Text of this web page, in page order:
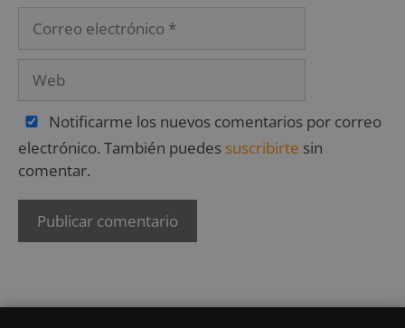
Notificarme los nuevos comentarios por correo
electrónico. También puedes suscribirte sin
comentar.